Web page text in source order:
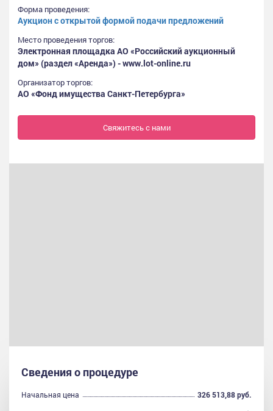
Форма проведения:
Аукцион с открытой формой подачи предложений
Место проведения торгов:
Электронная площадка АО «Российский аукционный
дом» (раздел «Аренда») - www.lot-online.ru
Организатор торгов:
АО «Фонд имущества Санкт-Петербурга»
Свяжитесь с нами
Сведения о процедуре
Начальная цена
326 513,88 руб.